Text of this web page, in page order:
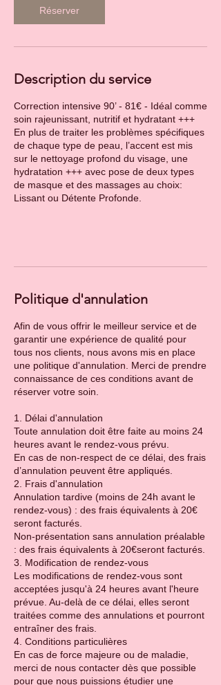
Réserver
Description du service
Correction intensive 90’ - 81€ - Idéal comme
soin rajeunissant, nutritif et hydratant +++
En plus de traiter les problèmes spécifiques
de chaque type de peau, l’accent est mis
sur le nettoyage profond du visage, une
hydratation +++ avec pose de deux types
de masque et des massages au choix:
Lissant ou Détente Profonde.
Politique d'annulation
Afin de vous offrir le meilleur service et de
garantir une expérience de qualité pour
tous nos clients, nous avons mis en place
une politique d'annulation. Merci de prendre
connaissance de ces conditions avant de
réserver votre soin.
1. Délai d'annulation
Toute annulation doit être faite au moins 24
heures avant le rendez-vous prévu.
En cas de non-respect de ce délai, des frais
d’annulation peuvent être appliqués.
2. Frais d'annulation
Annulation tardive (moins de 24h avant le
rendez-vous) : des frais équivalents à 20€
seront facturés.
Non-présentation sans annulation préalable
: des frais équivalents à 20€seront facturés.
3. Modification de rendez-vous
Les modifications de rendez-vous sont
acceptées jusqu'à 24 heures avant l'heure
prévue. Au-delà de ce délai, elles seront
traitées comme des annulations et pourront
entraîner des frais.
4. Conditions particulières
En cas de force majeure ou de maladie,
merci de nous contacter dès que possible
pour que nous puissions étudier une